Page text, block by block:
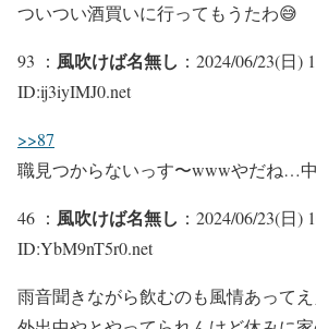
ついつい酒買いに行ってもうたわ😅
93 ： 風吹けば名無し ：2024/06/23(日)
ID:ij3iyIMJ0.net
>>87
職見つからないっす〜wwwやだね…
46 ： 風吹けば名無し ：2024/06/23(日)
ID:YbM9nT5r0.net
雨音聞きながら飲むのも風情あって